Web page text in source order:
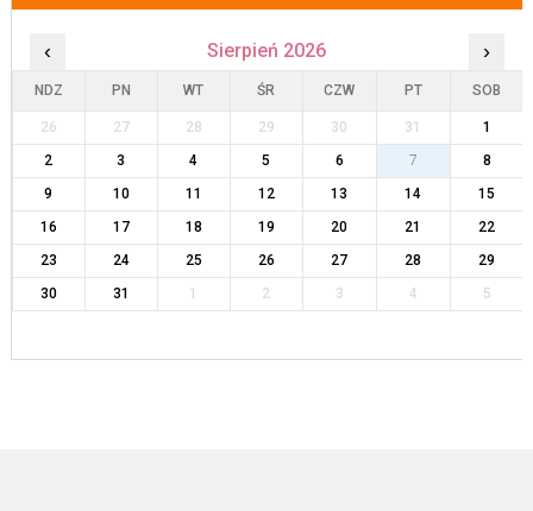
‹ Sierpień 2026 ›
NDZ PN WT ŚR CZW PT SOB
26 27 28 29 30 31
1
2
3 4 5 6 7
8
9
10 11 12 13 14
15
16
17 18 19 20 21
22
23
24 25 26 27 28
29
30
31 1 2 3 4 5